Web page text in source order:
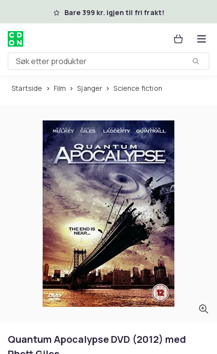
Hopp til hovedinnholdBare 399 kr. igjen til fri frakt!
Søk etter produkter
Startside Film Sjanger Science fiction
Quantum Apocalypse DVD (2012) med